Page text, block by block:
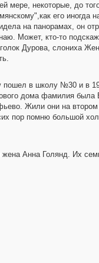
мере, некоторые, до
его иногда
на панорамах, он
Может, кто-то
Дурова, слониха
пошел в школу №30 и в
дома фамилия
Жили они на
пор помню большой
Анна Голянд. Их